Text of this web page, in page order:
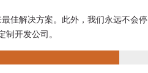
佳解决方案。此外，我们永远不会停
制开发公司。